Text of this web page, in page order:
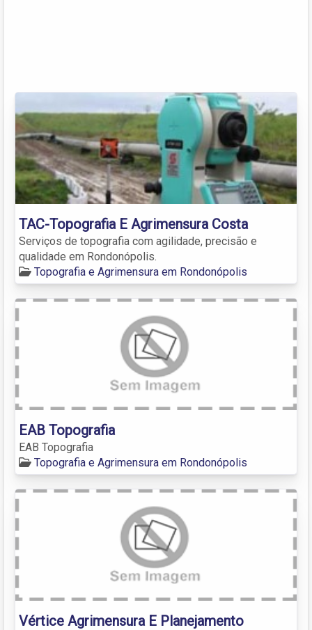
TAC-Topografia E Agrimensura Costa
Serviços de topografia com agilidade, precisão e
qualidade em Rondonópolis.
Topografia e Agrimensura em Rondonópolis
EAB Topografia
EAB Topografia
Topografia e Agrimensura em Rondonópolis
Vértice Agrimensura E Planejamento